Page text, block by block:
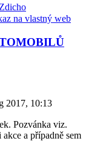
na vlastný web
2017, 10:13
Pozvánka viz.
a případně sem